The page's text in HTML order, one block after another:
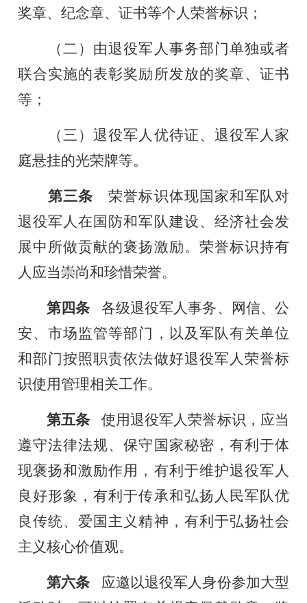
奖章、纪念章、证书等个人荣誉标识；
（二）由退役军人事务部门单独或者
联合实施的表彰奖励所发放的奖章、证书
等；
（三）退役军人优待证、退役军人家
庭悬挂的光荣牌等。
第三条 荣誉标识体现国家和军队对
退役军人在国防和军队建设、经济社会发
展中所做贡献的褒扬激励。荣誉标识持有
人应当崇尚和珍惜荣誉。
第四条 各级退役军人事务、网信、公
安、市场监管等部门，以及军队有关单位
和部门按照职责依法做好退役军人荣誉标
识使用管理相关工作。
第五条 使用退役军人荣誉标识，应当
遵守法律法规、保守国家秘密，有利于体
现褒扬和激励作用，有利于维护退役军人
良好形象，有利于传承和弘扬人民军队优
良传统、爱国主义精神，有利于弘扬社会
主义核心价值观。
第六条 应邀以退役军人身份参加大型